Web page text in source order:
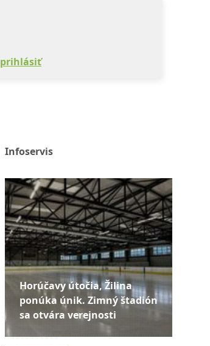
prihlásiť
Infoservis
Horúčavy útočia, Žilina
ponúka únik. Zimný štadión
sa otvára verejnosti